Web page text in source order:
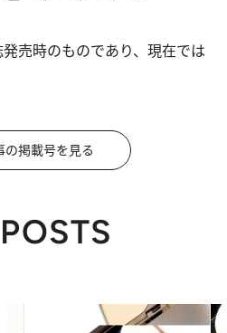
売時のものであり、現在では
の掲載号を見る